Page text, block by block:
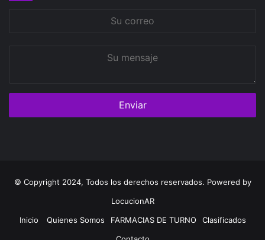
© Copyright 2024, Todos los derechos reservados. Powered by
LocucionAR
Inicio
Quienes Somos FARMACIAS DE TURNO
Clasificados